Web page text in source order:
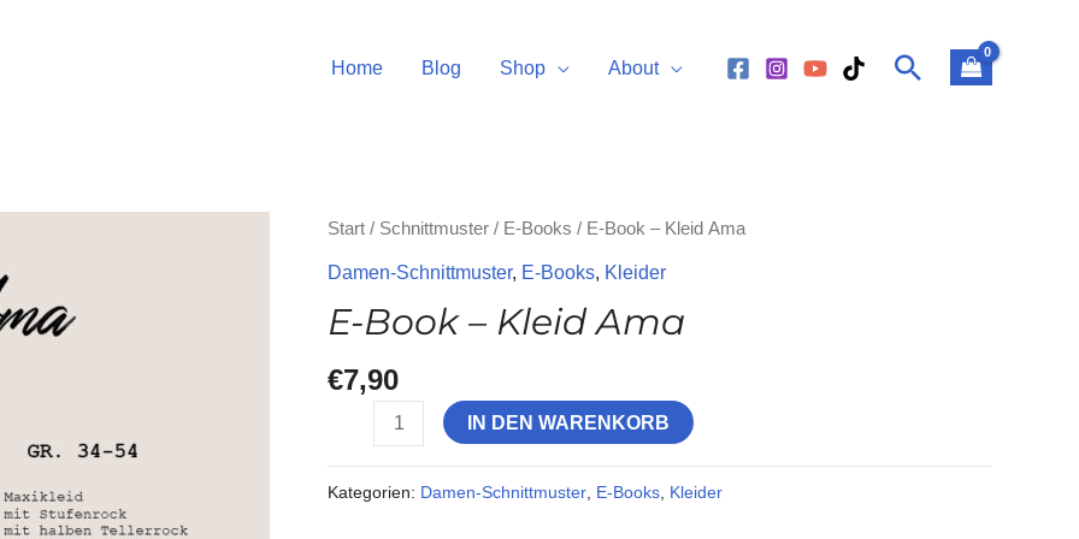
Home Blog Shop About Suchen
Start / Schnittmuster / E-Books / E-Book – Kleid Ama
Damen-Schnittmuster, E-Books, Kleider
E-Book – Kleid Ama
€7,90
E-
Book
Kleid
Menge
IN DEN WARENKORB
Kategorien: Damen-Schnittmuster, E-Books, Kleider